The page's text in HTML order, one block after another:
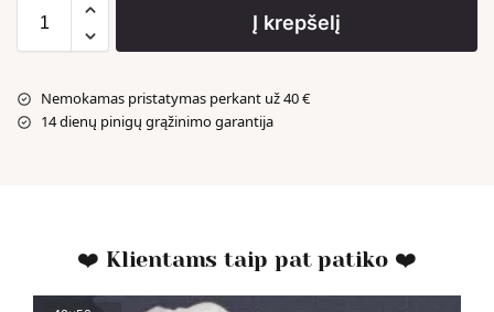
Į krepšelį
Nemokamas pristatymas perkant už 40 €
14 dienų pinigų grąžinimo garantija
❤️ Klientams taip pat patiko ❤️